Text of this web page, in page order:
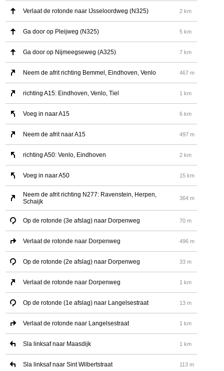
Verlaat de rotonde naar IJsseloordweg (N325) 2 km
Ga door op Pleijweg (N325) 5 km
Ga door op Nijmeegseweg (A325) 7 km
Neem de afrit richting Bemmel, Eindhoven, Venlo 467 m
richting A15: Eindhoven, Venlo, Tiel 1 km
Voeg in naar A15 6 km
Neem de afrit naar A15 497 m
richting A50: Venlo, Eindhoven 2 km
Voeg in naar A50 15 km
Neem de afrit richting N277: Ravenstein, Herpen,
Schaijk
364 m
Op de rotonde (3e afslag) naar Dorpenweg 70 m
Verlaat de rotonde naar Dorpenweg 496 m
Op de rotonde (2e afslag) naar Dorpenweg 33 m
Verlaat de rotonde naar Dorpenweg 1 km
Op de rotonde (1e afslag) naar Langelsestraat 13 m
Verlaat de rotonde naar Langelsestraat 1 km
Sla linksaf naar Maasdijk 1 km
Sla linksaf naar Sint Wilbertstraat 113 m